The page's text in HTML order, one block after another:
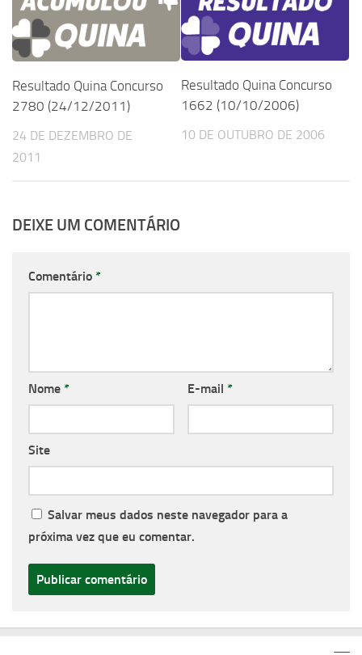
Resultado Quina Concurso
2780 (24/12/2011)
24 DE DEZEMBRO DE
2011
Resultado Quina Concurso
1662 (10/10/2006)
10 DE OUTUBRO DE 2006
DEIXE UM COMENTÁRIO
Comentário *
Nome * E-mail *
Site
Salvar meus dados neste navegador para a
próxima vez que eu comentar.